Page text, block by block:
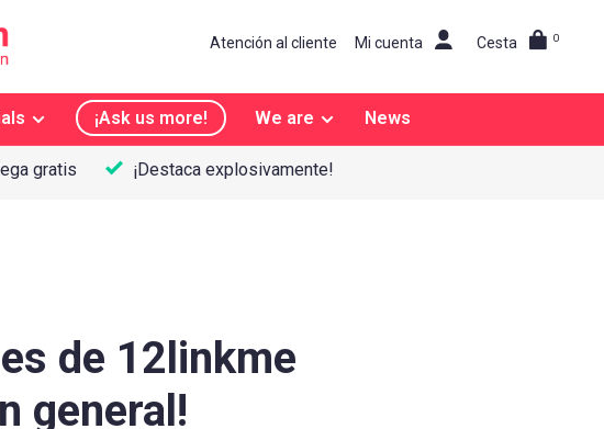
Atención al cliente Mi cuenta Cesta 0
¡Ask us more! We are News
gratis ¡Destaca explosivamente!
de 12linkme
general!